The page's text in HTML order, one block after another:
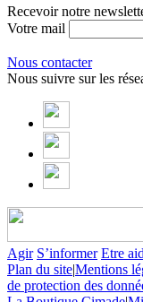
Recevoir notre
Votre mail
Nous contacter
Nous suivre sur les
Agir S’informer Etre
Plan du site|Mentions
de protection des